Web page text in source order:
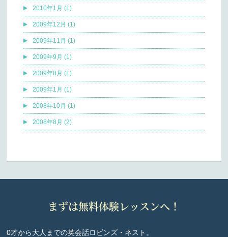
2010年1月 (1)
2009年12月 (1)
2009年11月 (1)
2009年9月 (1)
2009年8月 (1)
2009年1月 (1)
2008年10月 (1)
2008年8月 (2)
まずは無料体験レッスンへ！
0才から大人までの英会話ロビンズ・ネスト。